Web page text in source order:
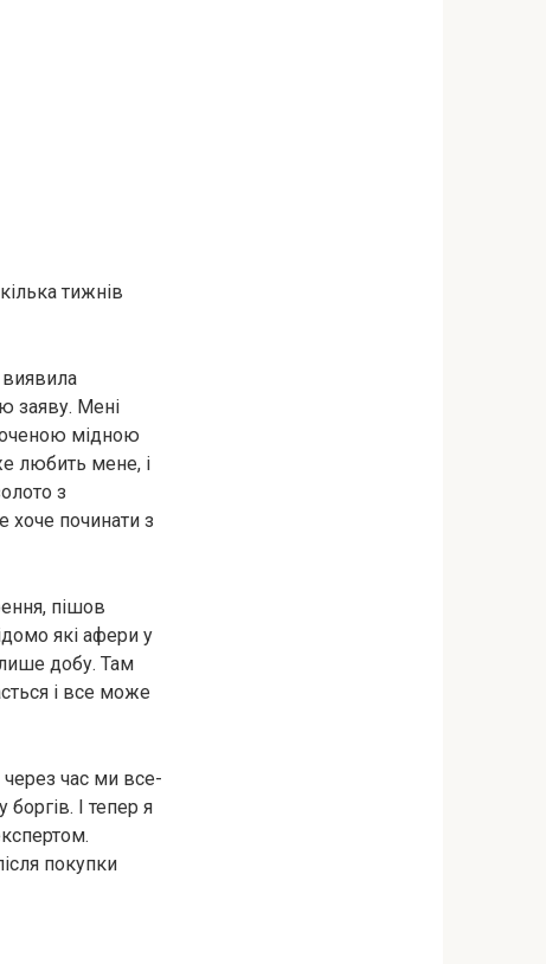
тижнів
виявила
заяву. Мені
мідною
любить мене, і
з
хоче починати з
пішов
які афери у
лише добу. Там
і все може
через час ми все-
І тепер я
покупки